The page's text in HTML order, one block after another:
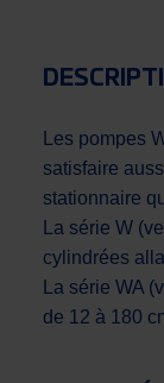
Les pompes
satisfaire
stationnaire
La série W
cylindrées
La série WA
de 12 à 180